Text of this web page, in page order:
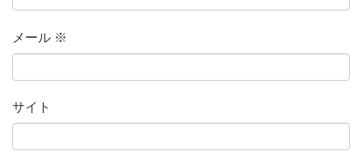
メール ※
サイト